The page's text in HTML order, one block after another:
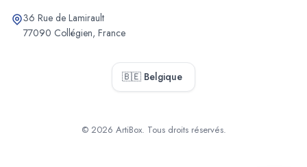
36 Rue de Lamirault
77090 Collégien, France
🇧🇪 Belgique
© 2026 ArtiBox. Tous droits réservés.